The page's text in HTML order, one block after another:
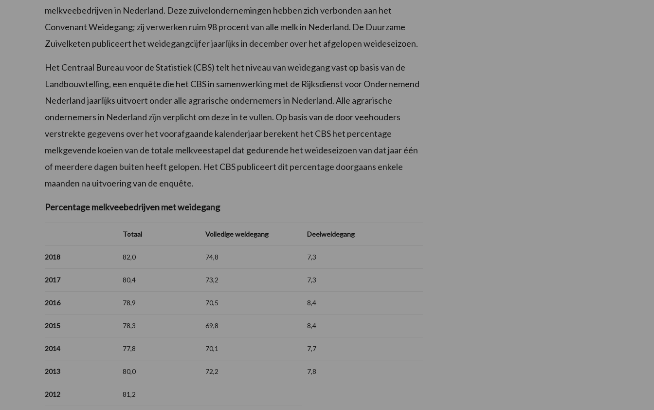
melkveebedrijven in Nederland. Deze zuivelondernemingen hebben zich verbonden aan het
Convenant Weidegang; zij verwerken ruim 98 procent van alle melk in Nederland. De Duurzame
Zuivelketen publiceert het weidegangcijfer jaarlijks in december over het afgelopen weideseizoen.
Het Centraal Bureau voor de Statistiek (CBS) telt het niveau van weidegang vast op basis van de
Landbouwtelling, een enquête die het CBS in samenwerking met de Rijksdienst voor Ondernemend
Nederland jaarlijks uitvoert onder alle agrarische ondernemers in Nederland. Alle agrarische
ondernemers in Nederland zijn verplicht om deze in te vullen. Op basis van de door veehouders
verstrekte gegevens over het voorafgaande kalenderjaar berekent het CBS het percentage
melkgevende koeien van de totale melkveestapel dat gedurende het weideseizoen van dat jaar één
of meerdere dagen buiten heeft gelopen. Het CBS publiceert dit percentage doorgaans enkele
maanden na uitvoering van de enquête.
Percentage melkveebedrijven met weidegang
Totaal Volledige weidegang Deelweidegang
2018 82,0 74,8 7,3
2017 80,4 73,2 7,3
2016 78,9 70,5 8,4
2015 78,3 69,8 8,4
2014 77,8 70,1 7,7
2013 80,0 72,2 7,8
2012 81,2